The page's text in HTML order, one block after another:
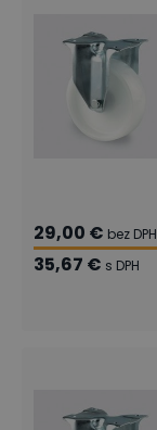
29,00 € bez DPH
35,67 € s DPH